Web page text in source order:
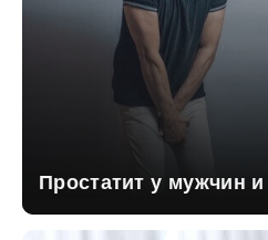
Простатит у мужчин